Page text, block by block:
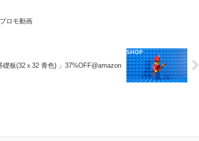
ロモ動画
礎板(32ｘ32 青色) 」37%OFF@amazon